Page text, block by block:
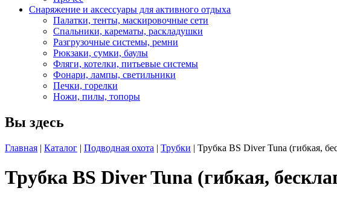
Снаряжение и аксессуары для активного отдыха
Палатки, тенты, маскировочные сети
Спальники, карематы, раскладушки
Разгрузочные системы, ремни
Рюкзаки, сумки, баулы
Фляги, котелки, питьевые системы
Фонари, лампы, светильники
Печки, горелки
Ножи, пилы, топоры
Вы здесь
Главная | Каталог | Подводная охота | Трубки | Трубка BS Diver Tuna (гибкая,
Трубка BS Diver Tuna (гибкая,